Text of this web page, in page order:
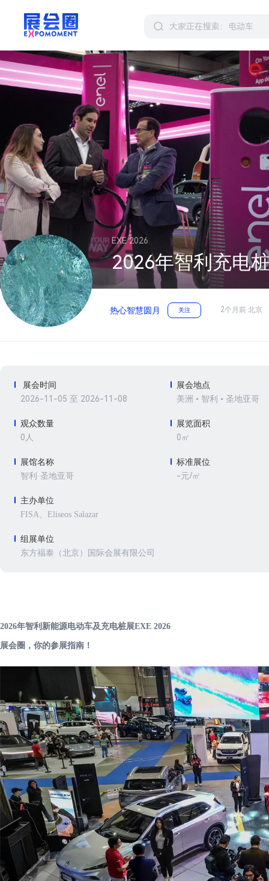
EXE 2026
2026年智利充电
热心智慧圆月 关注 2个月前 北京
展会时间
2026-11-05 至 2026-11-08
展会地点
美洲 • 智利 • 圣地亚哥
观众数量
0人
展览面积
0㎡
展馆名称
智利·圣地亚哥
标准展位
-元/㎡
主办单位
FISA、Eliseos Salazar
组展单位
东方福泰（北京）国际会展有限公司
2026年智利新能源电动车及充电桩展EXE 2026
展会圈，你的参展指南！